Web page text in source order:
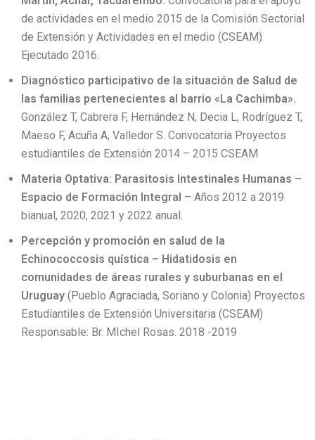
de actividades en el medio 2015 de la Comisión Sectorial
de Extensión y Actividades en el medio (CSEAM)
Ejecutado 2016.
Diagnóstico participativo de la situación de Salud de
las familias pertenecientes al barrio «La Cachimba».
González T, Cabrera F, Hernández N, Decia L, Rodríguez T,
Maeso F, Acuña A, Valledor S. Convocatoria Proyectos
estudiantiles de Extensión 2014 – 2015 CSEAM
Materia Optativa: Parasitosis Intestinales Humanas –
Espacio de Formación Integral – Años 2012 a 2019
bianual, 2020, 2021 y 2022 anual.
Percepción y promoción en salud de la
Echinococcosis quística – Hidatidosis en
comunidades de áreas rurales y suburbanas en el
Uruguay (Pueblo Agraciada, Soriano y Colonia) Proyectos
Estudiantiles de Extensión Universitaria (CSEAM)
Responsable: Br. MIchel Rosas. 2018 -2019